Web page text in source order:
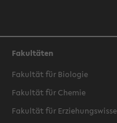
Fakultäten
Fakultät für Biologie
Fakultät für Chemie
Fakultät für